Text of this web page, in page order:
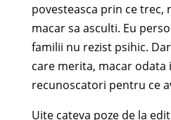
povesteasca prin ce trec,
macar sa asculti. Eu
familii nu rezist psihic.
care merita, macar odata
recunoscatori pentru ce
Uite cateva poze de la